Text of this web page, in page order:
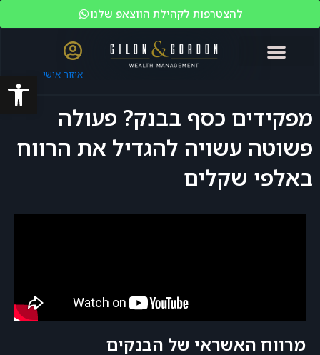
פתח
להצטרפות לקהילת הווצאפ שלנו
איזור אישי
מפקידים כסף בבנק? פעולה
פשוטה עשויה להגדיל את הרווח
באלפי שקלים
מרווח האשראי של הבנקים